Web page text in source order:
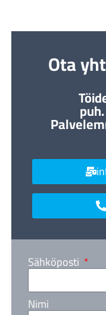
Ota
Sähköposti
Nimi